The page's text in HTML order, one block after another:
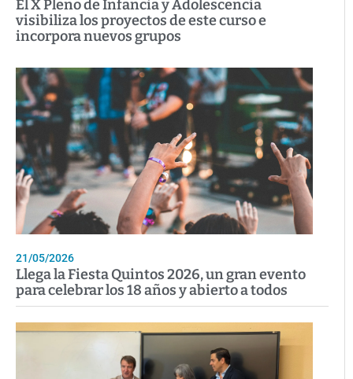
El X Pleno de Infancia y Adolescencia
visibiliza los proyectos de este curso e
incorpora nuevos grupos
21/05/2026
Llega la Fiesta Quintos 2026, un gran evento
para celebrar los 18 años y abierto a todos